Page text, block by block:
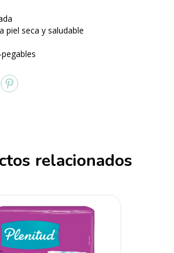
piel seca y saludable
relacionados